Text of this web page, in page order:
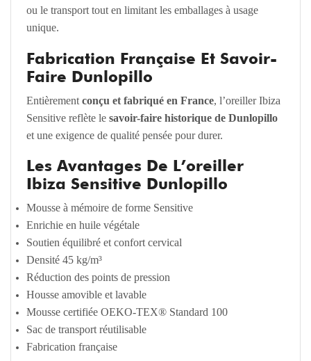
ou le transport tout en limitant les emballages à usage
unique.
Fabrication Française Et Savoir-
Faire Dunlopillo
Entièrementconçu et fabriqué en France, l’oreiller Ibiza
Sensitive reflète lesavoir-faire historique de Dunlopillo
et une exigence de qualité pensée pour durer.
Les Avantages De L’oreiller
Ibiza Sensitive Dunlopillo
Mousse à mémoire de forme Sensitive
Enrichie en huile végétale
Soutien équilibré et confort cervical
Densité 45 kg/m³
Réduction des points de pression
Housse amovible et lavable
Mousse certifiée OEKO-TEX® Standard 100
Sac de transport réutilisable
Fabrication française